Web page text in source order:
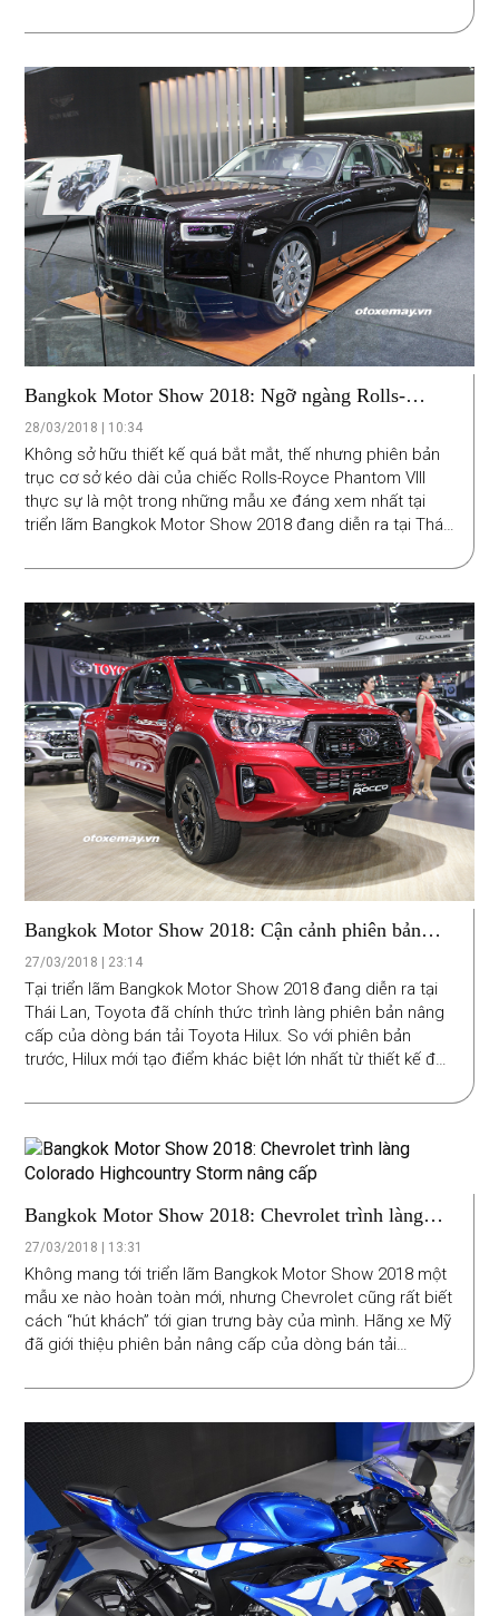
Bangkok Motor Show 2018: Ngỡ ngàng Rolls-
Royce Phantom VIII
28/03/2018 | 10:34
Không sở hữu thiết kế quá bắt mắt, thế nhưng phiên bản
trục cơ sở kéo dài của chiếc Rolls-Royce Phantom VIII
thực sự là một trong những mẫu xe đáng xem nhất tại
triển lãm Bangkok Motor Show 2018 đang diễn ra tại Thái
Bangkok Motor Show 2018: Cận cảnh phiên bản
nâng cấp Toyota Hilux
27/03/2018 | 23:14
Tại triển lãm Bangkok Motor Show 2018 đang diễn ra tại
Thái Lan, Toyota đã chính thức trình làng phiên bản nâng
cấp của dòng bán tải Toyota Hilux. So với phiên bản
trước, Hilux mới tạo điểm khác biệt lớn nhất từ thiết kế đầu
Hilux Rocco.
Bangkok Motor Show 2018: Chevrolet trình làng
Colorado Highcountry Storm nâng cấp
27/03/2018 | 13:31
Không mang tới triển lãm Bangkok Motor Show 2018 một
mẫu xe nào hoàn toàn mới, nhưng Chevrolet cũng rất biết
cách “hút khách” tới gian trưng bày của mình. Hãng xe Mỹ
đã giới thiệu phiên bản nâng cấp của dòng bán tải